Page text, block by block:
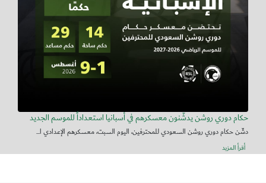
حكام دوري روشن يدشّنون معسكرهم في أسبانيا استعداداً للموسم الجديد
دشّن حكام دوري روشن السعودي للمحترفين، اليوم السبت، معسكرهم الإعدادي ا...
أقرأ المزيد